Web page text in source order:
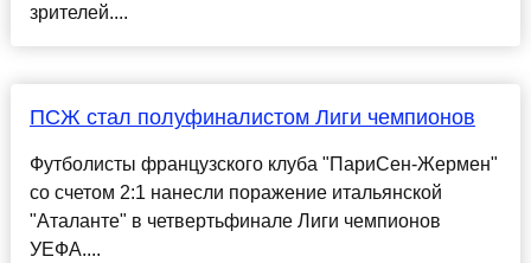
зрителей....
ПСЖ стал полуфиналистом Лиги чемпионов
Футболисты французского клуба "ПариСен-Жермен"
со счетом 2:1 нанесли поражение итальянской
"Аталанте" в четвертьфинале Лиги чемпионов
УЕФА....